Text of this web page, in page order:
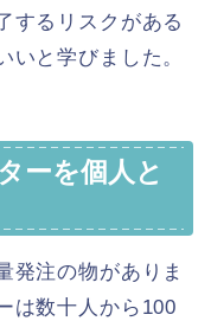
するリスクがある
いと学びました。
ーを個人と
発注の物がありま
は数十人から100